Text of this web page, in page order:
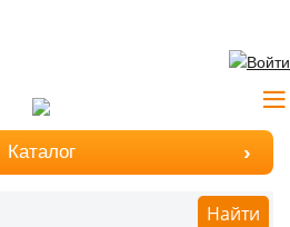
Каталог
Найти